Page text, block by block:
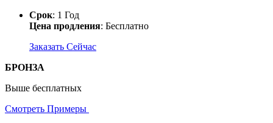
Срок: 1 Год
Цена продления: Бесплатно
Заказать Сейчас
БРОНЗА
Выше бесплатных
Смотреть Примеры